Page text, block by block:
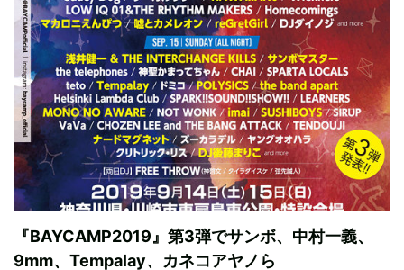
『BAYCAMP2019』第3弾でサンボ、中村一義、
9mm、Tempalay、カネコアヤノら